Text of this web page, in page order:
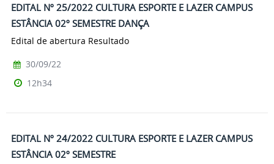
EDITAL Nº 25/2022 CULTURA ESPORTE E LAZER CAMPUS
ESTÂNCIA 02º SEMESTRE DANÇA
Edital de abertura Resultado
30/09/22
12h34
EDITAL Nº 24/2022 CULTURA ESPORTE E LAZER CAMPUS
ESTÂNCIA 02º SEMESTRE